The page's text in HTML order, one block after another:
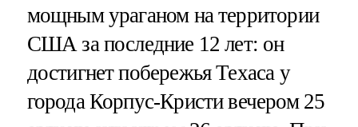
мощным ураганом на территории
США за последние 12 лет: он
достигнет побережья Техаса у
города Корпус-Кристи вечером 25